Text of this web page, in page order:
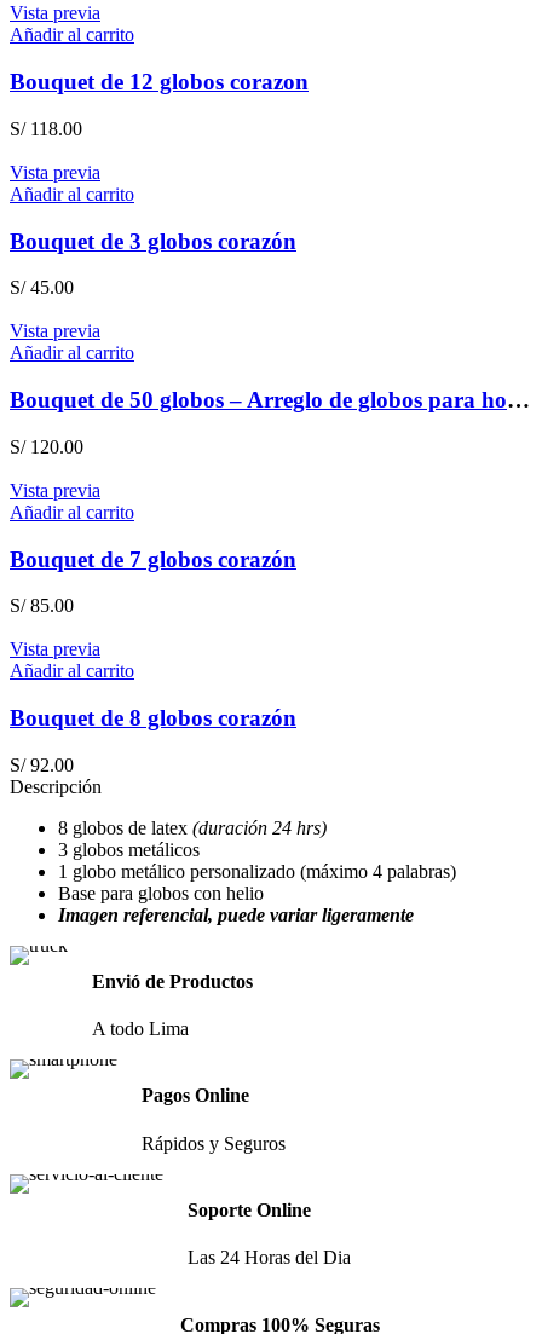
Vista previa
Añadir al carrito
Bouquet de 12 globos corazon
S/118.00
Vista previa
Añadir al carrito
Bouquet de 3 globos corazón
S/45.00
Vista previa
Añadir al carrito
Bouquet de 50 globos – Arreglo de globos para hombre
S/120.00
Vista previa
Añadir al carrito
Bouquet de 7 globos corazón
S/85.00
Vista previa
Añadir al carrito
Bouquet de 8 globos corazón
S/92.00
Descripción
8 globos de latex (duración 24 hrs)
3 globos metálicos
1 globo metálico personalizado (máximo 4 palabras)
Base para globos con helio
Imagen referencial, puede variar ligeramente
Envió de Productos
A todo Lima
Pagos Online
Rápidos y Seguros
Soporte Online
Las 24 Horas del Dia
Compras 100% Seguras